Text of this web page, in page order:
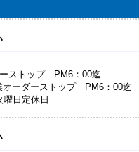
ストップ PM6：00迄
ーダーストップ PM6：00迄
日定休日